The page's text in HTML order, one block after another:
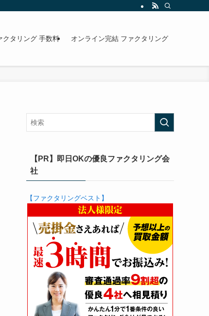
クタリング 手数料 オンライン完結 ファクタリング
【PR】即日OKの優良ファクタリング会
社
【ファクタリングベスト】